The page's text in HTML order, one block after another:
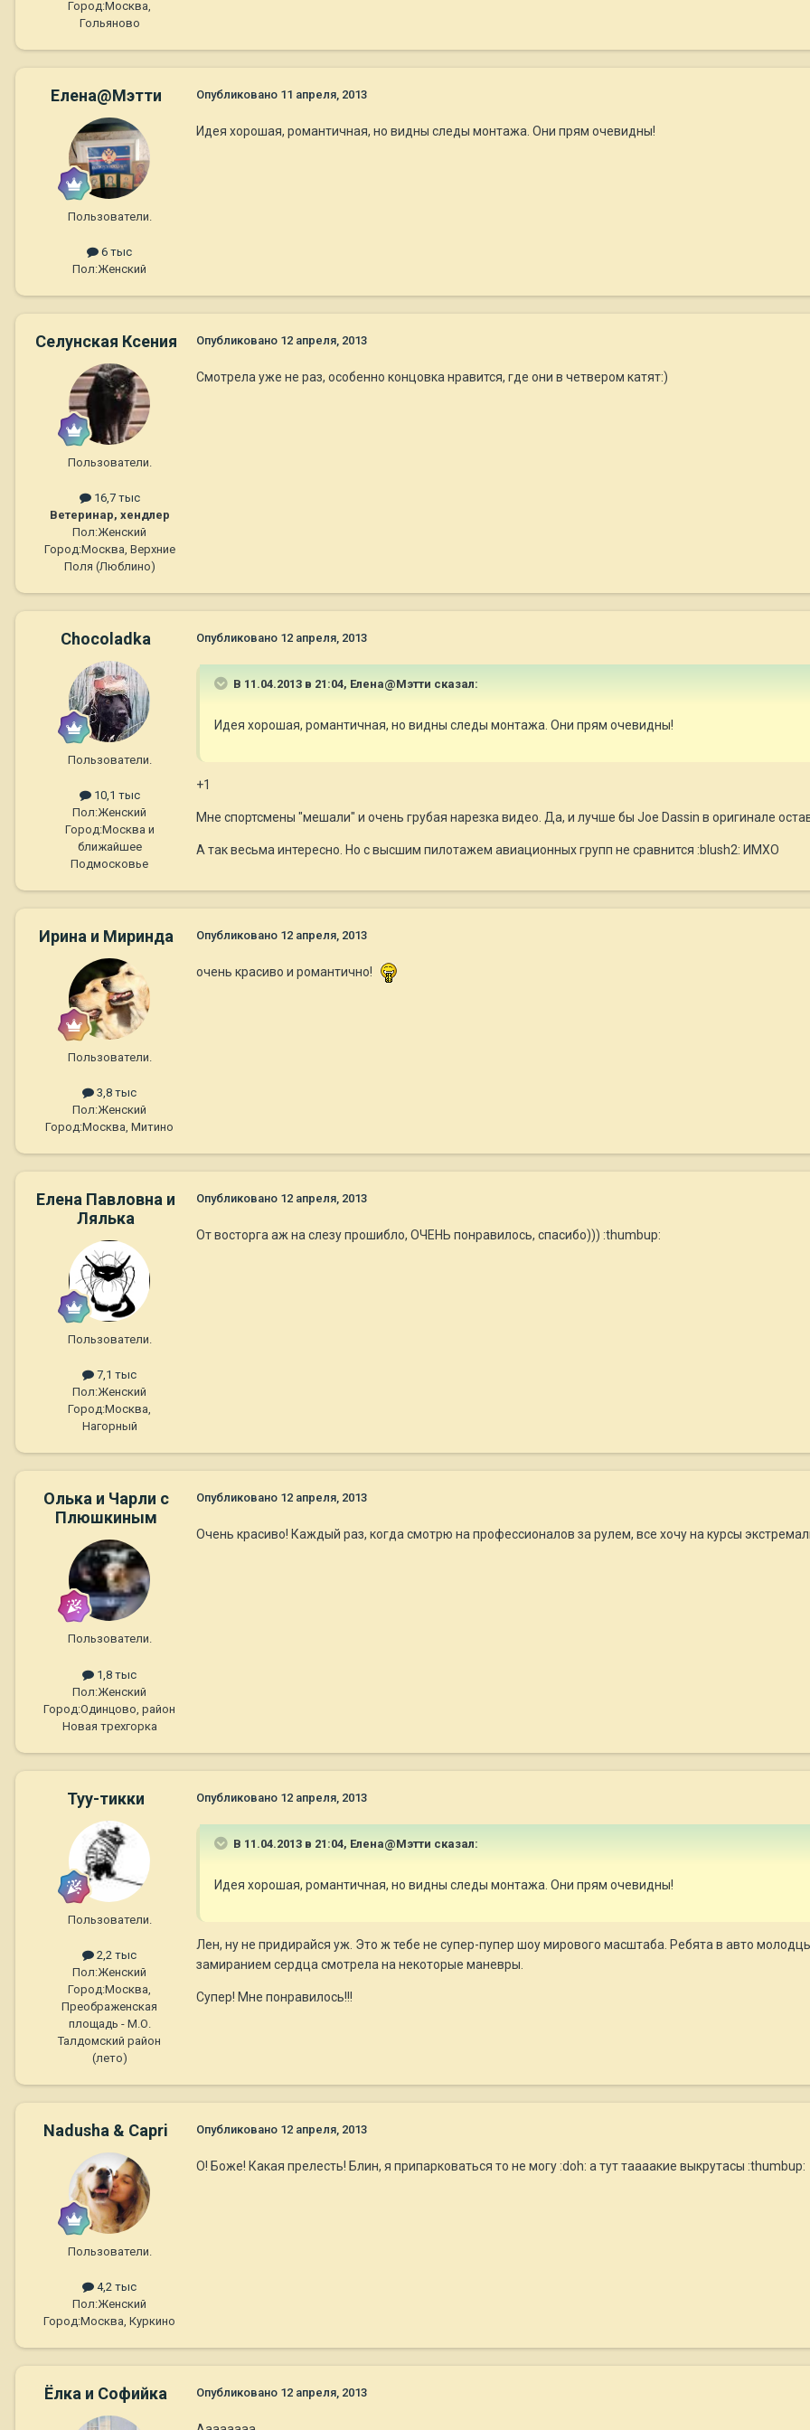
Город:Москва,
Гольяново
Елена@Мэтти
Пользователи.
6 тыс
Пол:Женский
Опубликовано 11 апреля, 2013
Идея хорошая, романтичная, но видны следы монтажа. Они прям очевидны!
Селунская Ксения
Пользователи.
16,7 тыс
Ветеринар, хендлер
Пол:Женский
Город:Москва, Верхние
Поля (Люблино)
Опубликовано 12 апреля, 2013
Смотрела уже не раз, особенно концовка нравится, где они в четвером катят:)
Chocoladka
Пользователи.
10,1 тыс
Пол:Женский
Город:Москва и
ближайшее
Подмосковье
Опубликовано 12 апреля, 2013
В 11.04.2013 в 21:04, Елена@Мэтти сказал:
Идея хорошая, романтичная, но видны следы монтажа. Они прям очевидны!
+1
Мне спортсмены "мешали" и очень грубая нарезка видео. Да, и лучше бы Joe Dassin в оригинале
А так весьма интересно. Но с высшим пилотажем авиационных групп не сравнится :blush2: ИМХО
Ирина и Миринда
Пользователи.
3,8 тыс
Пол:Женский
Город:Москва, Митино
Опубликовано 12 апреля, 2013
очень красиво и романтично!
Елена Павловна и
Лялька
Пользователи.
7,1 тыс
Пол:Женский
Город:Москва,
Нагорный
Опубликовано 12 апреля, 2013
От восторга аж на слезу прошибло, ОЧЕНЬ понравилось, спасибо))) :thumbup:
Олька и Чарли с
Плюшкиным
Пользователи.
1,8 тыс
Пол:Женский
Город:Одинцово, район
Новая трехгорка
Опубликовано 12 апреля, 2013
Очень красиво! Каждый раз, когда смотрю на профессионалов за рулем, все хочу на курсы
Туу-тикки
Пользователи.
2,2 тыс
Пол:Женский
Город:Москва,
Преображенская
площадь - М.О.
Талдомский район
(лето)
Опубликовано 12 апреля, 2013
В 11.04.2013 в 21:04, Елена@Мэтти сказал:
Идея хорошая, романтичная, но видны следы монтажа. Они прям очевидны!
Лен, ну не придирайся уж. Это ж тебе не супер-пупер шоу мирового масштаба. Ребята в авто
замиранием сердца смотрела на некоторые маневры.
Супер! Мне понравилось!!!
Nadusha & Capri
Пользователи.
4,2 тыс
Пол:Женский
Город:Москва, Куркино
Опубликовано 12 апреля, 2013
О! Боже! Какая прелесть! Блин, я припарковаться то не могу :doh: а тут таааакие выкрутасы :thumbup:
Ёлка и Софийка Опубликовано 12 апреля, 2013